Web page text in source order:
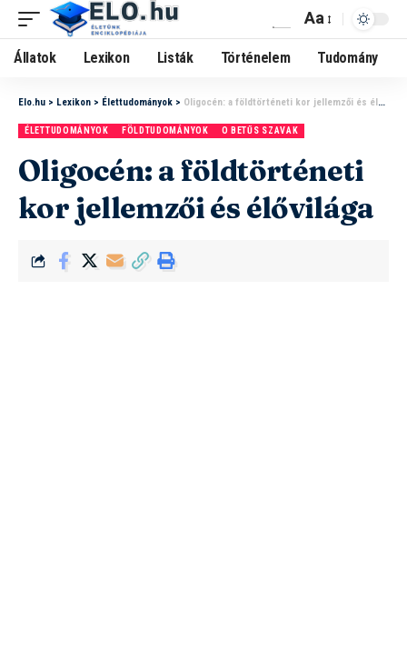
Aa
Állatok Lexikon Listák Történelem Tudomány
Elo.hu > Lexikon > Élettudományok > Oligocén: a földtörténeti kor jellemzői és élővilága
ÉLETTUDOMÁNYOK FÖLDTUDOMÁNYOK O BETŰS SZAVAK
Oligocén: a földtörténeti
kor jellemzői és élővilága